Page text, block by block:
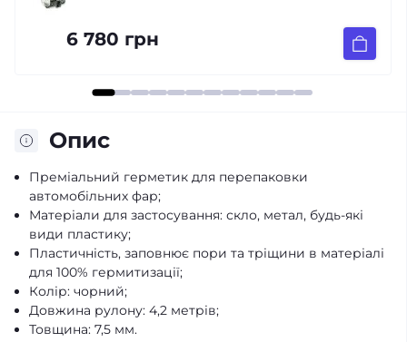
Опис
Преміальний герметик для перепаковки
автомобільних фар;
Матеріали для застосування: скло, метал, будь-які
види пластику;
Пластичність, заповнює пори та тріщини в матеріалі
для 100% гермитизації;
Колір: чорний;
Довжина рулону: 4,2 метрів;
Товщина: 7,5 мм.